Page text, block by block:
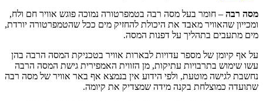
מסה רבה– חומר בעל מסה רבה בטמפרטורה נמוכה פוגש אוויר חם ולח,
ומכייון שהאוויר מאבד את היכולת להחזיק מים ככל שהטמפרטורה יורדת,
מים מתעבים בתהליך על דפנות המסה.
על אף קיומן של מספר עדויות לבארות אוויר בטכניקת המסה הרבה בהן
עשו שימוש בתרבויות עתיקות, מן הזווית האמפירית גישת המסה הרבה
נחשבת לגישה מוטעת, ולפי הידוע אין בנמצא אף באר אוויר של מסה רבה
שתועדה כמוצלחת בקנה מידה שמצדיק את קיומה.